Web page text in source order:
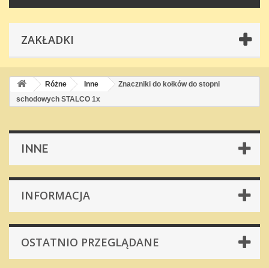
ZAKŁADKI
Różne Inne
Znaczniki do kołków do stopni
schodowych STALCO 1x
INNE
INFORMACJA
OSTATNIO PRZEGLĄDANE